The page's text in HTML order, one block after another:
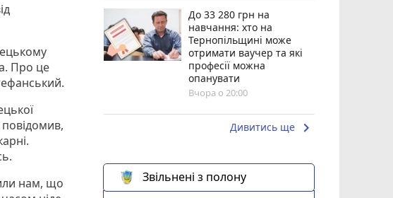
Про це
повідомив,
нам, що
До 33 280 грн на
навчання: хто на
Тернопільщині може
отримати ваучер та які
професії можна
опанувати
Вчора о 20:00
Дивитись ще keyboard_arrow_right
Звільнені з полону